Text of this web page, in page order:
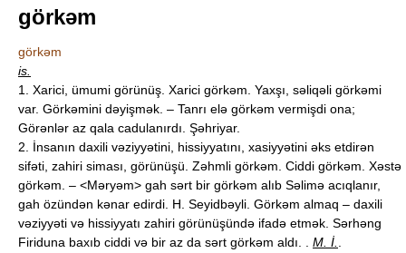
görkəm
görkəm
is.
1. Xarici, ümumi görünüş. Xarici görkəm. Yaxşı, səliqəli görkəmi
var. Görkəmini dəyişmək. – Tanrı elə görkəm vermişdi ona;
Görənlər az qala cadulanırdı. Şəhriyar.
2. İnsanın daxili vəziyyətini, hissiyyatını, xasiyyətini əks etdirən
sifəti, zahiri siması, görünüşü. Zəhmli görkəm. Ciddi görkəm. Xəstə
görkəm. – <Məryəm> gah sərt bir görkəm alıb Səlimə acıqlanır,
gah özündən kənar edirdi. H. Seyidbəyli. Görkəm almaq – daxili
vəziyyəti və hissiyyatı zahiri görünüşündə ifadə etmək. Sərhəng
Firiduna baxıb ciddi və bir az da sərt görkəm aldı. . M. İ.